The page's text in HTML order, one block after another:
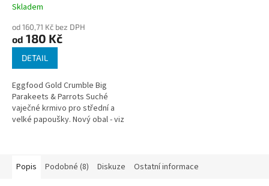
Skladem
od 160,71 Kč bez DPH
od 180 Kč
DETAIL
Eggfood Gold Crumble Big
Parakeets & Parrots Suché
vaječné krmivo pro střední a
velké papoušky. Nový obal - viz
Popis Podobné (8) Diskuze Ostatní informace